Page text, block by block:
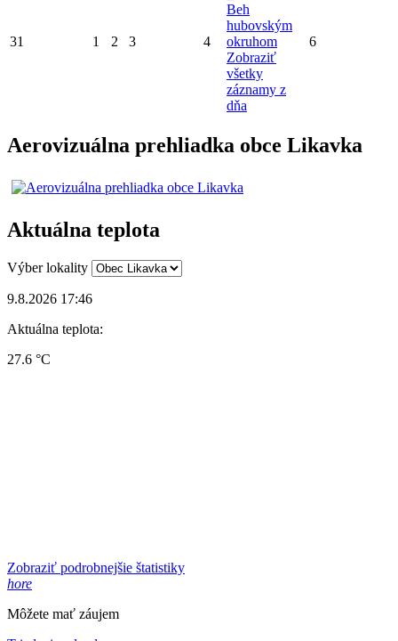
31 1 2 3 4
Beh
hubovským
okruhom
Zobraziť
všetky
záznamy z
dňa
6
Aerovizuálna prehliadka obce Likavka
Aktuálna teplota
Výber lokality
9.8.2026 17:46
Aktuálna teplota:
27.6 °C
Zobraziť podrobnejšie štatistiky
hore
Môžete mať záujem